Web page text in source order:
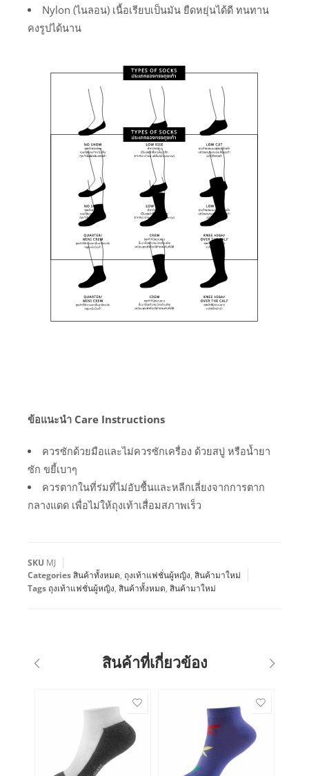
Nylon (ไนลอน) เนื้อเรียบเป็นมัน ยืดหยุ่นได้ดี ทนทาน
คงรูปได้นาน
ข้อแนะนำ Care Instructions
ควรซักด้วยมือและไม่ควรซักเครื่อง ด้วยสบู่ หรือน้ำยา
ซัก ขยี้เบาๆ
ควรตากในที่ร่มที่ไม่อับชื้นและหลีกเลี่ยงจากการตาก
กลางแดด เพื่อไม่ให้ถุงเท้าเสื่อมสภาพเร็ว
SKU MJ
Categoriesสินค้าทั้งหมด, ถุงเท้าแฟชั่นผู้หญิง, สินค้ามาใหม่
Tags ถุงเท้าแฟชั่นผู้หญิง, สินค้าทั้งหมด, สินค้ามาใหม่
สินค้าที่เกี่ยวข้อง